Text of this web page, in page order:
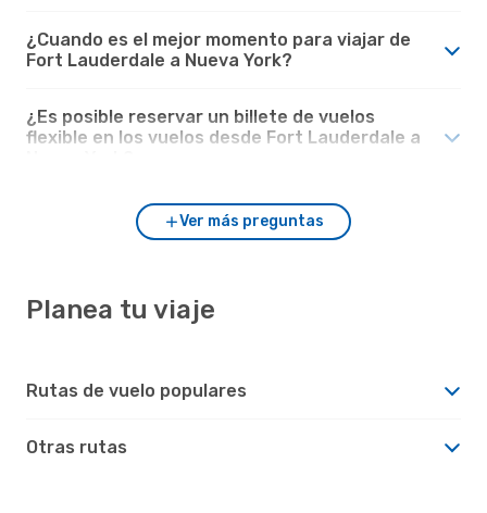
¿Cuando es el mejor momento para viajar de
Fort Lauderdale a Nueva York?
¿Es posible reservar un billete de vuelos
flexible en los vuelos desde Fort Lauderdale a
Ver más preguntas
Planea tu viaje
Rutas de vuelo populares
Otras rutas